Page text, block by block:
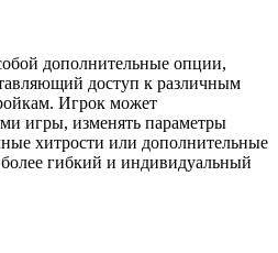
дополнительные опции,
доступ к различным
Игрок может
игры, изменять параметры
хитрости или дополнительные
гибкий и индивидуальный